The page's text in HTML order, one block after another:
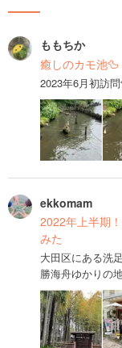
ももちか
癒しのカモ池🦆
2023年6月初訪
ekkomam
2022年上半期
みた
大田区にある洗
勝海舟ゆかりの